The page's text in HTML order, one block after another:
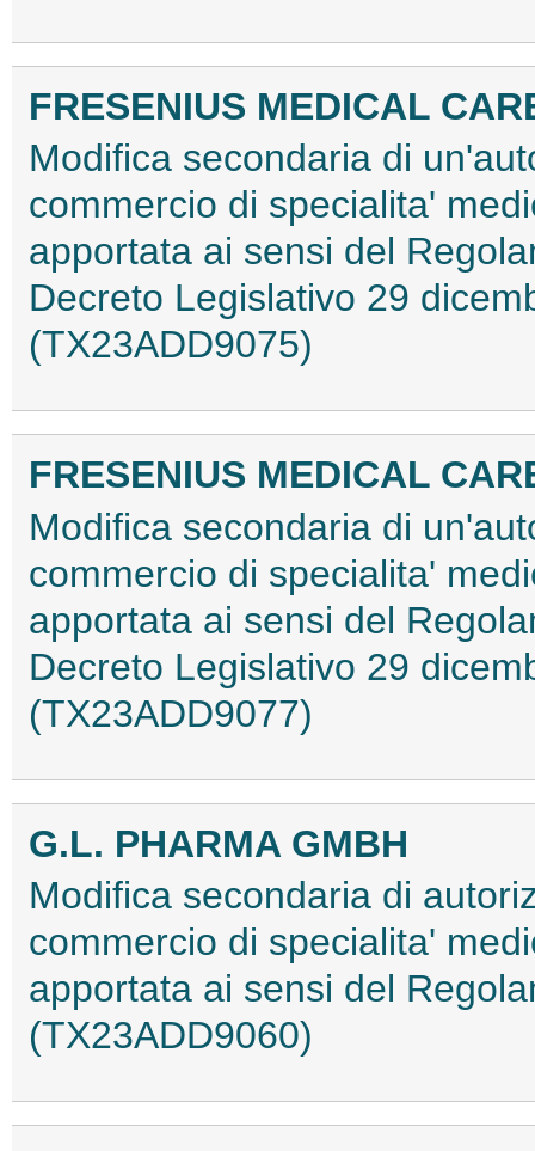
FRESENIUS MEDICAL
Modifica secondaria di
commercio di specialita'
apportata ai sensi del
Decreto Legislativo 29
(TX23ADD9075)
FRESENIUS MEDICAL
Modifica secondaria di
commercio di specialita'
apportata ai sensi del
Decreto Legislativo 29
(TX23ADD9077)
G.L. PHARMA GMBH
Modifica secondaria di
commercio di specialita'
apportata ai sensi del
(TX23ADD9060)